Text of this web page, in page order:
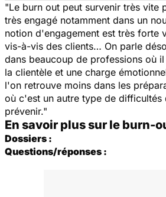
"Le burn out peut survenir très vite
très engagé notamment dans un
notion d'engagement est très forte
vis-à-vis des clients… On parle
dans beaucoup de professions où
la clientèle et une charge
l'on retrouve moins dans les
où c'est un autre type de difficultés
prévenir."
En savoir plus sur le burn-
Dossiers :
Questions/réponses :